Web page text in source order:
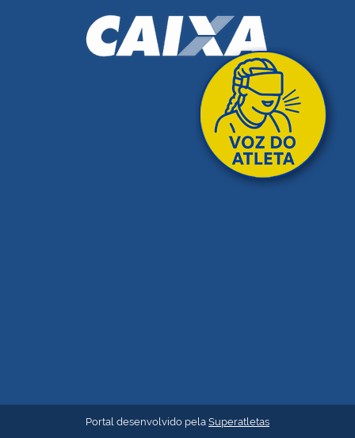
Portal desenvolvido pela Superatletas